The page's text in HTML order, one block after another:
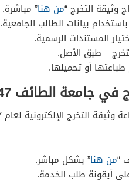
وثيقة التخرج “من هنا” مباشرة.
بيانات الطالب الجامعية.
المستندات الرسمية.
– طبق الأصل.
أو تحميلها.
جامعة الطائف 1447
“من هنا” بشكل مباشر.
أيقونة طلب الخدمة.